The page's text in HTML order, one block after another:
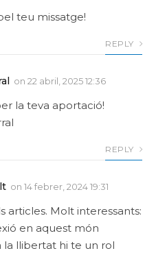
teu missatge!
REPLY
on 22 abril, 2025 12:36
la teva aportació!
REPLY
on 14 febrer, 2024 19:31
articles. Molt interessants:
en aquest món
la llibertat hi te un rol